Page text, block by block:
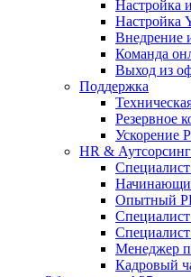
Настройка
Настройка
Внедрение
Команда
Выход из
Поддержка
Резервное
Ускорение
HR & Аутсорсинг
Опытный
Менеджер
Кадровый